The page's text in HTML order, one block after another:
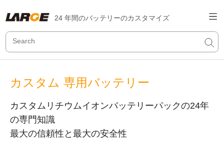
24 年間のバッテリーのカスタマイズ
カスタム 専用バッテリー
カスタムリチウムイオンバッテリーパックの24年
の専門知識
最大の信頼性と最大の安全性